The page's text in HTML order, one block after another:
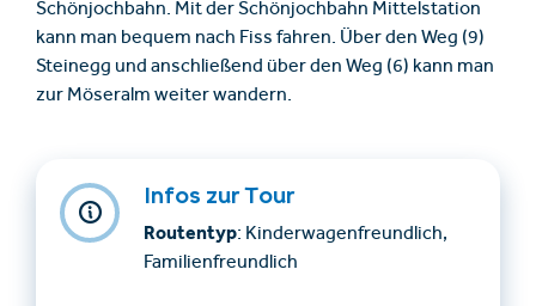
Schönjochbahn. Mit der Schönjochbahn Mittelstation
kann man bequem nach Fiss fahren. Über den Weg (9)
Steinegg und anschließend über den Weg (6) kann man
zur Möseralm weiter wandern.
Infos zur Tour
Routentyp: Kinderwagenfreundlich,
Familienfreundlich